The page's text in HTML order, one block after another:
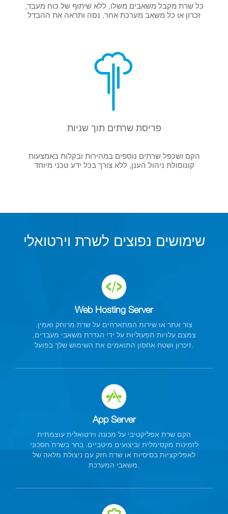
כל שרת מקבל משאבים משלו, ללא שיתוף של כוח מעבד,
זכרון או כל משאב מערכת אחר, נסה ותראה את ההבדל
פריסת שרתים תוך שניות
הקם ושכפל שרתים נוספים במהירות ובקלות באמצעות
קונוסולת ניהול הענן, ללא צורך בכל ידע טכני מיוחד
שימושים נפוצים לשרת וירטואלי
Web Hosting Server
צור אתר או שירות המתארחים על שרת מרוחק ואמין.
צמצם עלויות תפעוליות על ידי הגדרת משאבי מעבדים,
זיכרון ושטח אחסון התואמים את השימוש שלך בפועל.
App Server
הקם שרת אפליקטיבי על מכונה וירטואלית עוצמתית
לזמינות מקסימלית וביצועים מיטביים. בחר בשרת חסכוני
לאפליקציות בסיסיות או שרת חזק עם ניצולת מלאה של
משאבי המערכת.